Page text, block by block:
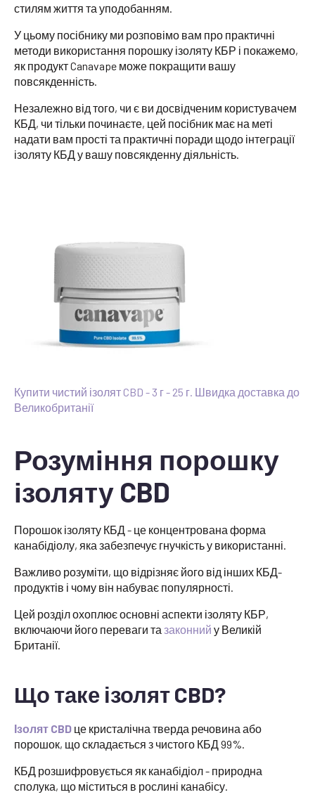
стилям життя та уподобанням.
У цьому посібнику ми розповімо вам про практичні
методи використання порошку ізоляту КБР і покажемо,
як продукт Canavape може покращити вашу
повсякденність.
Незалежно від того, чи є ви досвідченим користувачем
КБД, чи тільки починаєте, цей посібник має на меті
надати вам прості та практичні поради щодо інтеграції
ізоляту КБД у вашу повсякденну діяльність.
Купити чистий ізолят CBD - 3 г - 25 г. Швидка доставка до
Великобританії
Розуміння порошку
ізоляту CBD
Порошок ізоляту КБД - це концентрована форма
канабідіолу, яка забезпечує гнучкість у використанні.
Важливо розуміти, що відрізняє його від інших КБД-
продуктів і чому він набуває популярності.
Цей розділ охоплює основні аспекти ізоляту КБР,
включаючи його переваги та законний у Великій
Британії.
Що таке ізолят CBD?
Ізолят CBD це кристалічна тверда речовина або
порошок, що складається з чистого КБД 99%.
КБД розшифровується як канабідіол - природна
сполука, що міститься в рослині канабісу.